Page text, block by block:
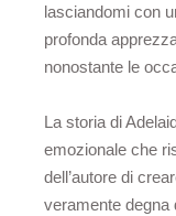
lasciandomi con
profonda
nonostante le
La storia di
emozionale che
dell’autore di
veramente degna